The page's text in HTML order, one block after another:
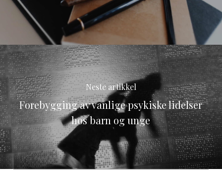
Neste artikkel
Forebygging av vanlige psykiske lidelser
hos barn og unge